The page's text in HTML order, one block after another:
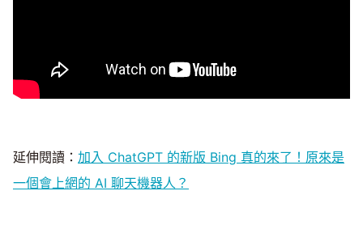
延伸閱讀： 加入 ChatGPT 的新版 Bing 真的來了！原來是
一個會上網的 AI 聊天機器人？